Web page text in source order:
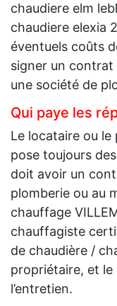
chaudiere elm
chaudiere elexia
éventuels coûts
signer un contrat
une société de
Qui paye les
Le locataire ou
pose toujours
doit avoir un
plomberie ou au
chauffage
chauffagiste
de chaudière /
propriétaire, et
l’entretien.